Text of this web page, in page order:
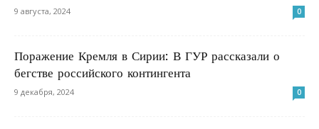
9 августа, 2024 0
Поражение Кремля в Сирии: В ГУР рассказали о
бегстве российского контингента
9 декабря, 2024 0